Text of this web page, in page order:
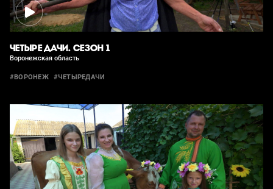
ЧЕТЫРЕ ДАЧИ. СЕЗОН 1
Воронежская область
#ВОРОНЕЖ #ЧЕТЫРЕДАЧИ